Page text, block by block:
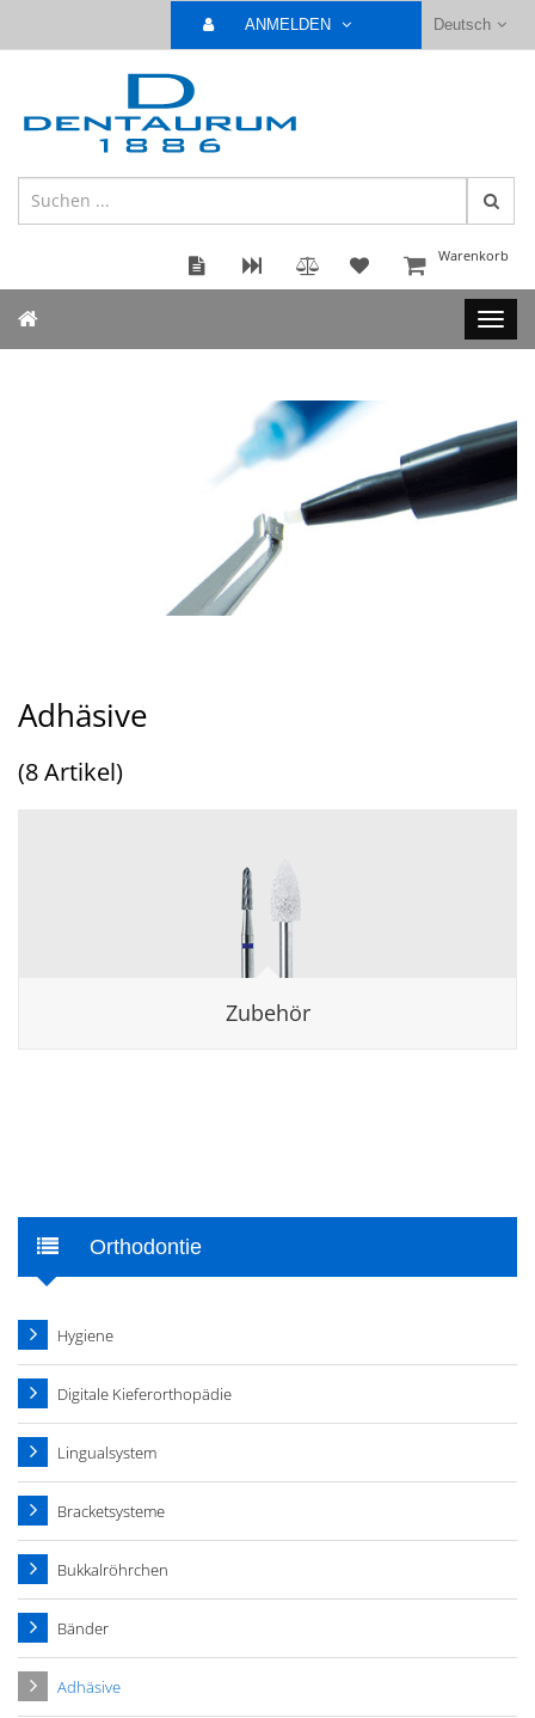
Deutsch
ANMELDEN
Warenkorb
Adhäsive
(8 Artikel)
Zubehör
Orthodontie
Hygiene
Digitale Kieferorthopädie
Lingualsystem
Bracketsysteme
Bukkalröhrchen
Bänder
Adhäsive